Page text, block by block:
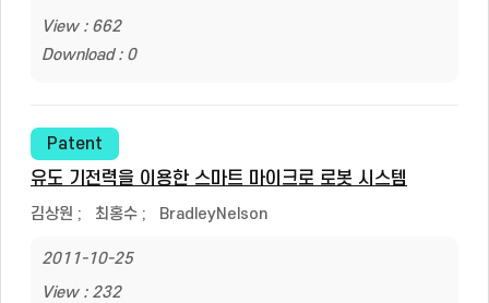
View : 662
Download : 0
Patent
유도 기전력을 이용한 스마트 마이크로 로봇 시스템
김상원 ; 최홍수 ; BradleyNelson
2011-10-25
View : 232